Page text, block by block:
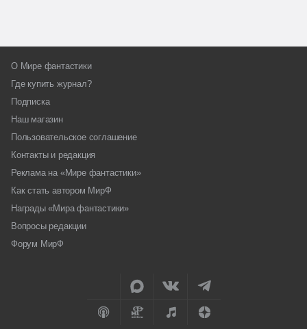
О Мире фантастики
Где купить журнал?
Подписка
Наш магазин
Пользовательское соглашение
Контакты и редакция
Реклама на «Мире фантастики»
Как стать автором МирФ
Награды «Мира фантастики»
Вопросы редакции
Форум МирФ